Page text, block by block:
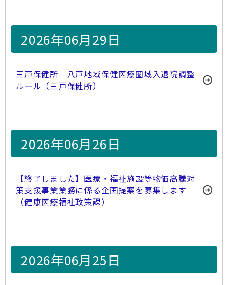
2026年06月29日
三戸保健所 八戸地域保健医療圏域入退院調整
ルール（三戸保健所）
2026年06月26日
【終了しました】医療・福祉施設等物価高騰対
策支援事業業務に係る企画提案を募集します
（健康医療福祉政策課）
2026年06月25日